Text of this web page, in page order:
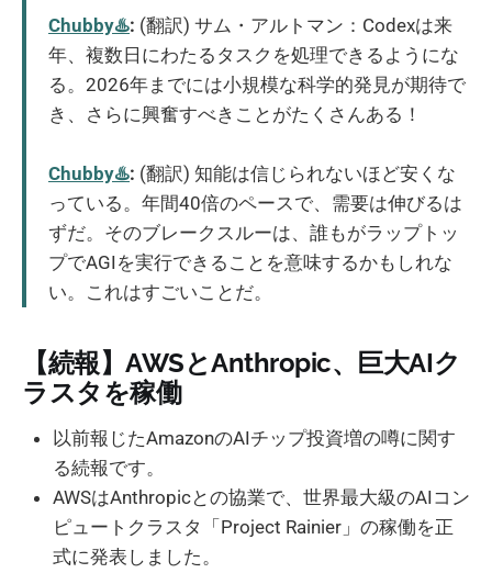
Chubby♨️: (翻訳) サム・アルトマン：Codexは来
年、複数日にわたるタスクを処理できるようにな
る。2026年までには小規模な科学的発見が期待で
き、さらに興奮すべきことがたくさんある！
Chubby♨️: (翻訳) 知能は信じられないほど安くな
っている。年間40倍のペースで、需要は伸びるは
ずだ。そのブレークスルーは、誰もがラップトッ
プでAGIを実行できることを意味するかもしれな
い。これはすごいことだ。
【続報】AWSとAnthropic、巨大AIク
ラスタを稼働
以前報じたAmazonのAIチップ投資増の噂に関す
る続報です。
AWSはAnthropicとの協業で、世界最大級のAIコン
ピュートクラスタ「Project Rainier」の稼働を正
式に発表しました。